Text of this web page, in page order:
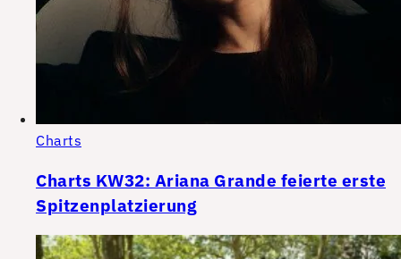
Charts
Charts KW32: Ariana Grande feierte erste
Spitzenplatzierung